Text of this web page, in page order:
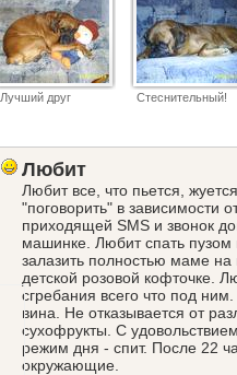
Лучший друг Стеснительный!
Любит
Любит все, что пьется,
"поговорить" в зависимости
приходящей SMS и звонок
машинке. Любит спать пузом
залазить полностью маме
детской розовой кофточке.
сгребания всего что под
вина. Не отказывается от
сухофрукты. С
режим дня - спит. После 22
окружающие.